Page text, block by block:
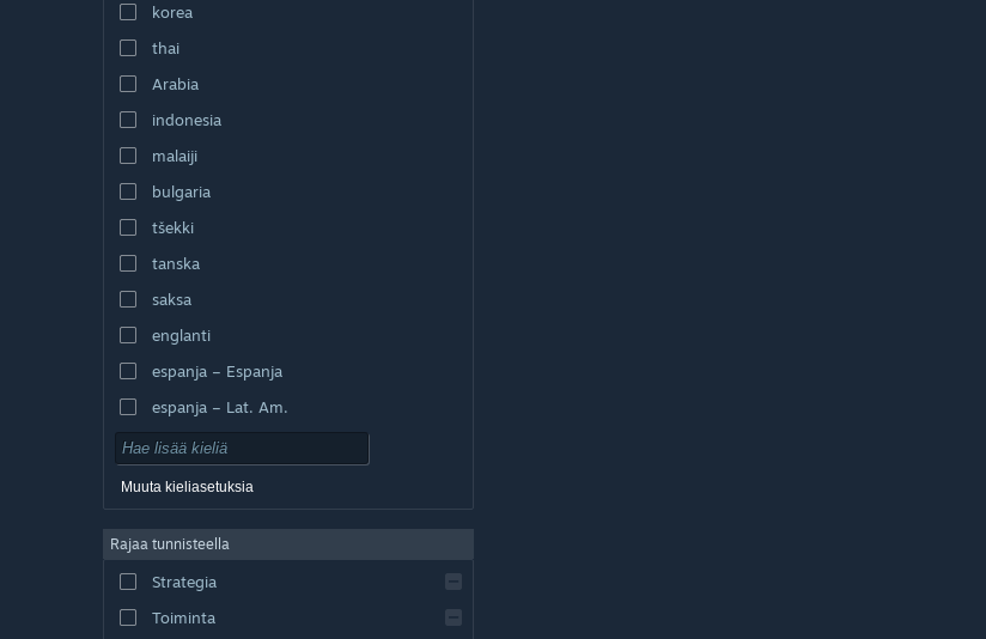
korea
thai
Arabia
indonesia
malaiji
bulgaria
tšekki
tanska
saksa
englanti
espanja – Espanja
espanja – Lat. Am.
Muuta kieliasetuksia
Rajaa tunnisteella
Strategia
Toiminta